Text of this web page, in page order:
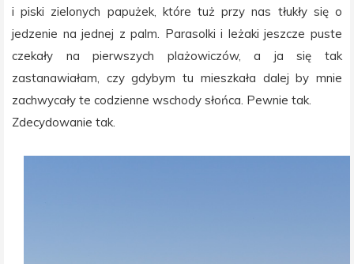
i piski zielonych papużek, które tuż przy nas tłukły się o
jedzenie na jednej z palm. Parasolki i leżaki jeszcze puste
czekały na pierwszych plażowiczów, a ja się tak
zastanawiałam, czy gdybym tu mieszkała dalej by mnie
zachwycały te codzienne wschody słońca. Pewnie tak.
Zdecydowanie tak.